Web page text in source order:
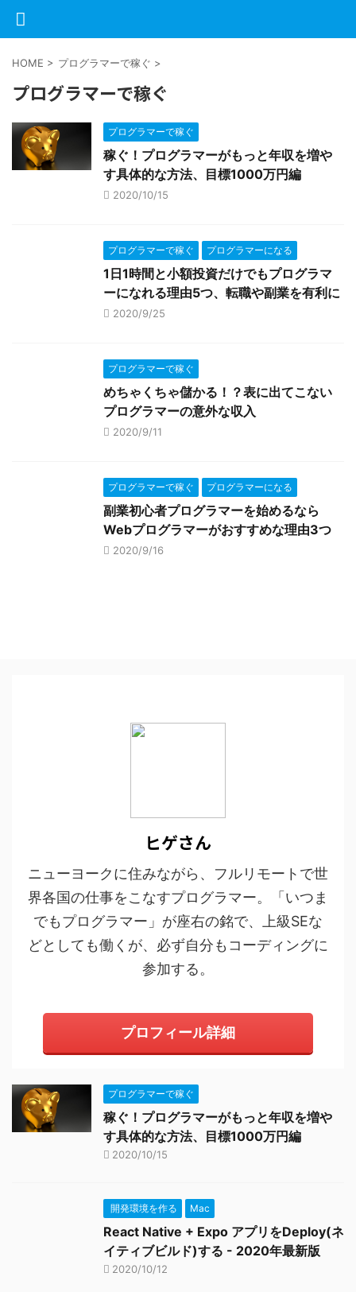
HOME > プログラマーで稼ぐ >
プログラマーで稼ぐ
プログラマーで稼ぐ
稼ぐ！プログラマーがもっと年収を増や
す具体的な方法、目標1000万円編
2020/10/15
プログラマーで稼ぐ プログラマーになる
1日1時間と小額投資だけでもプログラマ
ーになれる理由5つ、転職や副業を有利に
2020/9/25
プログラマーで稼ぐ
めちゃくちゃ儲かる！？表に出てこない
プログラマーの意外な収入
2020/9/11
プログラマーで稼ぐ プログラマーになる
副業初心者プログラマーを始めるなら
Webプログラマーがおすすめな理由3つ
2020/9/16
ヒゲさん
ニューヨークに住みながら、フルリモートで世
界各国の仕事をこなすプログラマー。「いつま
でもプログラマー」が座右の銘で、上級SEな
どとしても働くが、必ず自分もコーディングに
参加する。
プロフィール詳細
プログラマーで稼ぐ
稼ぐ！プログラマーがもっと年収を増や
す具体的な方法、目標1000万円編
2020/10/15
開発環境を作る Mac
React Native + Expo アプリをDeploy(ネ
イティブビルド)する - 2020年最新版
2020/10/12